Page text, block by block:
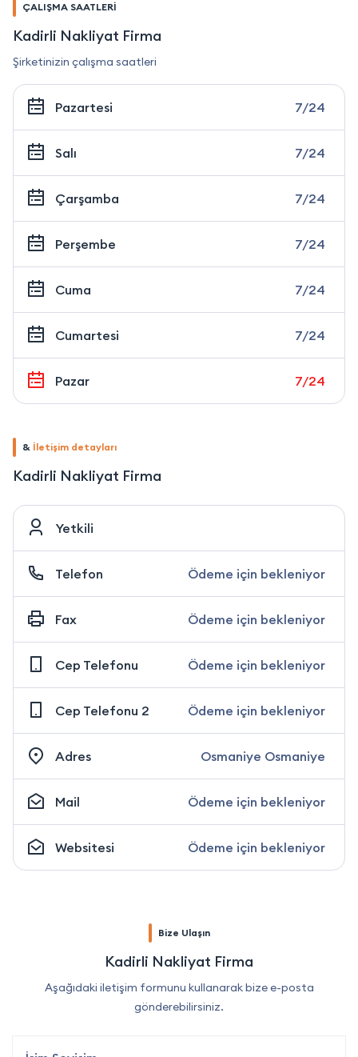
ÇALIŞMA SAATLERİ
Kadirli Nakliyat Firma
Şirketinizin çalışma saatleri
Pazartesi 7/24
Salı 7/24
Çarşamba 7/24
Perşembe 7/24
Cuma 7/24
Cumartesi 7/24
Pazar 7/24
& İletişim detayları
Kadirli Nakliyat Firma
Yetkili
Telefon Ödeme için bekleniyor
Fax Ödeme için bekleniyor
Cep Telefonu Ödeme için bekleniyor
Cep Telefonu 2 Ödeme için bekleniyor
Adres Osmaniye Osmaniye
Mail Ödeme için bekleniyor
Websitesi Ödeme için bekleniyor
Bize Ulaşın
Kadirli Nakliyat Firma
Aşağıdaki iletişim formunu kullanarak bize e-posta
gönderebilirsiniz.